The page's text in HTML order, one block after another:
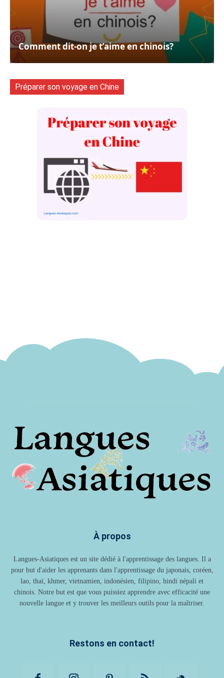
Comment dit-on je t’aime en chinois?
Préparer son voyage en Chine
À propos
Langues-Asiatiques est un site dédié à l'apprentissage des langues. Il a
pour but d'aider les apprenants dans l'apprentissage du japonais, coréen,
lao, thaï, khmer, vietnamien, indonésien, filipino, hindi népali et
chinois. Notre but est que vous puissiez apprendre avec efficacité une
nouvelle langue et y trouver les meilleurs outils pour la maîtriser.
Restons en contact!